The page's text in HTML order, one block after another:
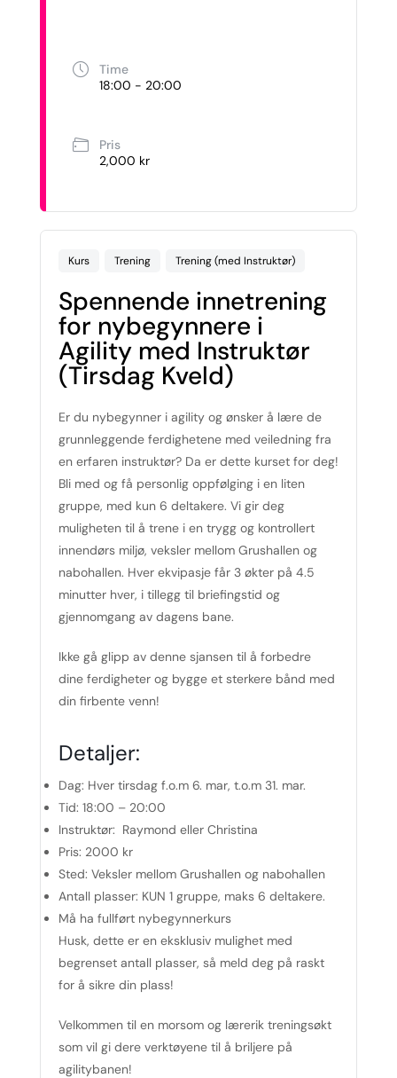
Time
18:00 - 20:00
Pris
2,000 kr
Kurs Trening Trening (med Instruktør)
Spennende innetrening
for nybegynnere i
Agility med Instruktør
(Tirsdag Kveld)
Er du nybegynner i agility og ønsker å lære de
grunnleggende ferdighetene med veiledning fra
en erfaren instruktør? Da er dette kurset for deg!
Bli med og få personlig oppfølging i en liten
gruppe, med kun 6 deltakere. Vi gir deg
muligheten til å trene i en trygg og kontrollert
innendørs miljø, veksler mellom Grushallen og
nabohallen. Hver ekvipasje får 3 økter på 4.5
minutter hver, i tillegg til briefingstid og
gjennomgang av dagens bane.
Ikke gå glipp av denne sjansen til å forbedre
dine ferdigheter og bygge et sterkere bånd med
din firbente venn!
Detaljer:
Dag: Hver tirsdag f.o.m 6. mar, t.o.m 31. mar.
Tid: 18:00 – 20:00
Instruktør: Raymond eller Christina
Pris: 2000 kr
Sted: Veksler mellom Grushallen og nabohallen
Antall plasser: KUN 1 gruppe, maks 6 deltakere.
Må ha fullført nybegynnerkurs
Husk, dette er en eksklusiv mulighet med
begrenset antall plasser, så meld deg på raskt
for å sikre din plass!
Velkommen til en morsom og lærerik treningsøkt
som vil gi dere verktøyene til å briljere på
agilitybanen!